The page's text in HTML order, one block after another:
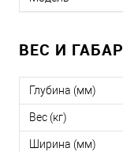
ВЕС И
Глубина (мм)
Вес (кг)
Ширина (мм)